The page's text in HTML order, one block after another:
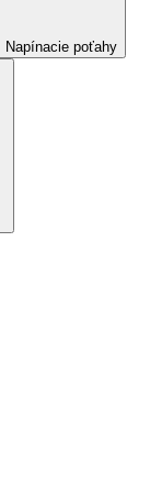
Napínacie poťahy